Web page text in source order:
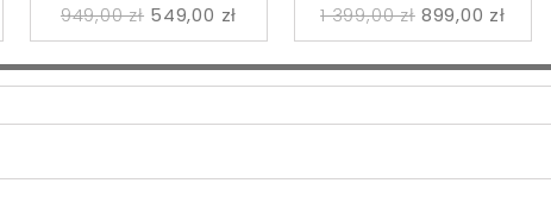
949,00 zł 549,00 zł 1 399,00 zł 899,00 zł